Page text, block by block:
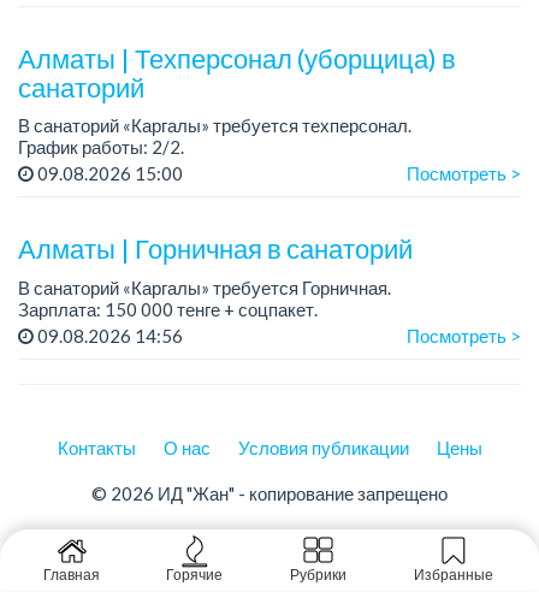
Алматы | Техперсонал (уборщица) в
санаторий
В санаторий «Каргалы» требуется техперсонал.
График работы: 2/2.
Зарплата: 120 000 тенге на руки + соцпакет.
09.08.2026 15:00 Посмотреть >
Алматы | Горничная в санаторий
В санаторий «Каргалы» требуется Горничная.
Зарплата: 150 000 тенге + соцпакет.
График работы: 6/1, с 09.00 до 16.00, в субботу с 09:00 до
09.08.2026 14:56 Посмотреть >
Контакты О нас Условия публикации Цены
© 2026 ИД "Жан" - копирование запрещено
Главная Горячие Рубрики Избранные